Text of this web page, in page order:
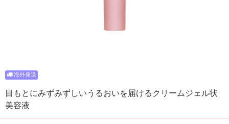
目もとにみずみずしいうるおいを届けるクリームジェル状
美容液